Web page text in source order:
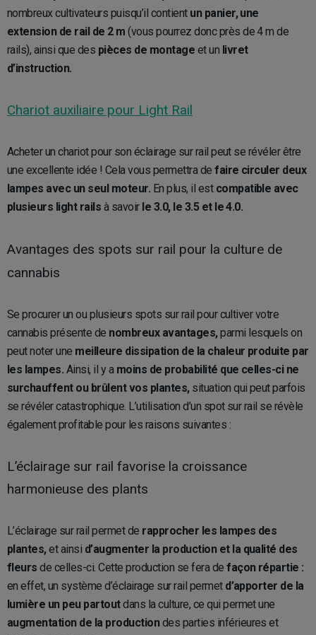
nombreux cultivateurs puisqu’il contient un panier, une
extension de rail de 2 m (vous pourrez donc près de 4 m de
rails), ainsi que des pièces de montage et un livret
d’instruction.
Chariot auxiliaire pour Light Rail
Acheter un chariot pour son éclairage sur rail peut se révéler être
une excellente idée ! Cela vous permettra de faire circuler deux
lampes avec un seul moteur. En plus, il est compatible avec
plusieurs light rails à savoirle 3.0, le 3.5 et le 4.0.
Avantages des spots sur rail pour la culture de
cannabis
Se procurer un ou plusieurs spots sur rail pour cultiver votre
cannabis présente de nombreux avantages,parmi lesquels on
peut noter une meilleure dissipation de la chaleur produite par
les lampes. Ainsi, il y a moins de probabilité que celles-ci ne
surchauffent ou brûlent vos plantes,situation qui peut parfois
se révéler catastrophique. L’utilisation d’un spot sur rail se révèle
également profitable pour les raisons suivantes :
L’éclairage sur rail favorise la croissance
harmonieuse des plants
L’éclairage sur rail permet de rapprocher les lampes des
plantes,et ainsi d’augmenter la production et la qualité des
fleurs de celles-ci. Cette production se fera defaçon répartie :
en effet, un système d’éclairage sur rail permet d’apporter de la
lumière un peu partoutdans la culture, ce qui permet une
augmentation de la productiondes parties inférieures et